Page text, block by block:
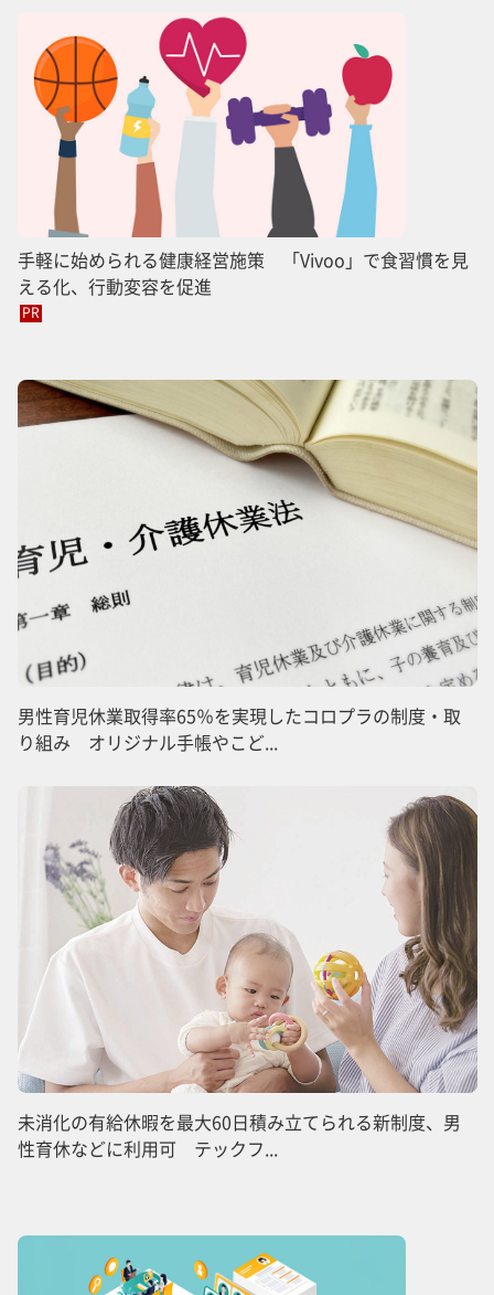
手軽に始められる健康経営施策 「Vivoo」で食習慣を見
える化、行動変容を促進
PR
男性育児休業取得率65％を実現したコロプラの制度・取
り組み オリジナル手帳やこど...
未消化の有給休暇を最大60日積み立てられる新制度、男
性育休などに利用可 テックフ...